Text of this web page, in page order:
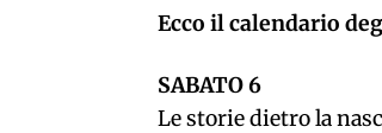
Ecco il calendario
SABATO 6
Le storie dietro la